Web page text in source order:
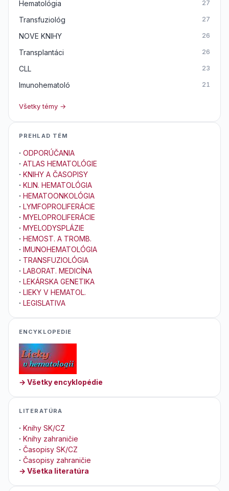
Hematológia 27
Transfuziológ 27
NOVE KNIHY 26
Transplantáci 26
CLL 23
Imunohematoló 21
Všetky témy →
PREHLAD TÉM
· ODPORÚČANIA
· ATLAS HEMATOLÓGIE
· KNIHY A ČASOPISY
· KLIN. HEMATOLÓGIA
· HEMATOONKOLÓGIA
· LYMFOPROLIFERÁCIE
· MYELOPROLIFERÁCIE
· MYELODYSPLÁZIE
· HEMOST. A TROMB.
· IMUNOHEMATOLÓGIA
· TRANSFUZIOLÓGIA
· LABORAT. MEDICÍNA
· LEKÁRSKA GENETIKA
· LIEKY V HEMATOL.
· LEGISLATIVA
ENCYKLOPEDIE
→ Všetky encyklopédie
LITERATÚRA
· Knihy SK/CZ
· Knihy zahraničie
· Časopisy SK/CZ
· Časopisy zahraničie
→ Všetka literatúra